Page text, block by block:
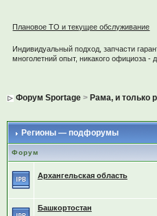
Плановое ТО и текущее обслуживание
Индивидуальный подход, запчасти
многолетний опыт, никакого официоза -
Форум Sportage> Рама, и только
Регионы — подфорумы
Форум
Архангельская область
Башкортостан